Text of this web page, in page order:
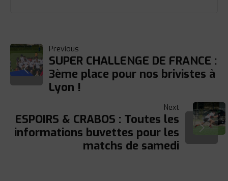
NAVIGATION
DE
L’ARTICLE
Previous
SUPER CHALLENGE DE FRANCE :
3ème place pour nos brivistes à
Lyon !
Next
ESPOIRS & CRABOS : Toutes les
informations buvettes pour les
matchs de samedi